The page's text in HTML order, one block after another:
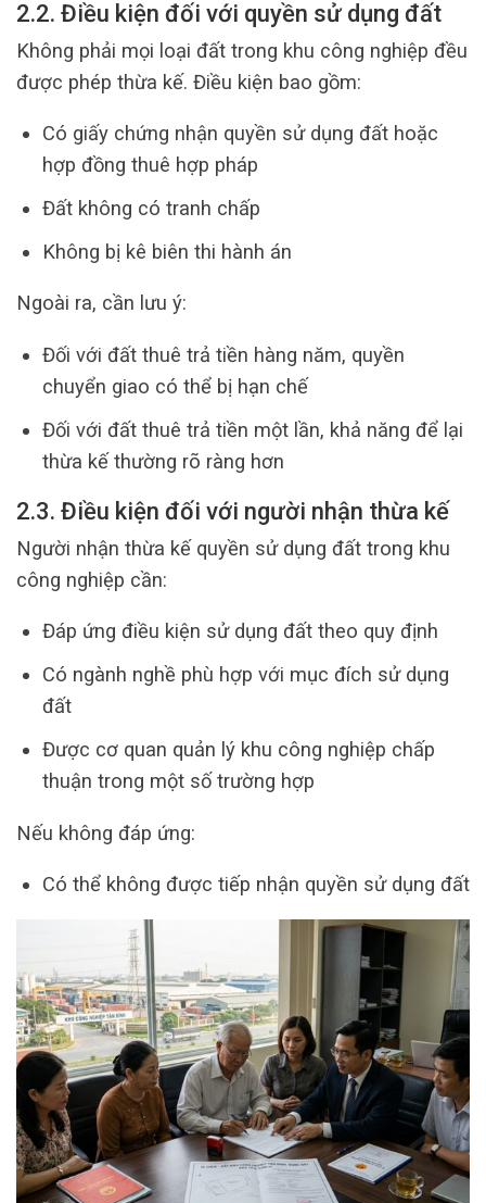
2.2. Điều kiện đối với quyền sử dụng đất
Không phải mọi loại đất trong khu công nghiệp đều
được phép thừa kế. Điều kiện bao gồm:
Có giấy chứng nhận quyền sử dụng đất hoặc
hợp đồng thuê hợp pháp
Đất không có tranh chấp
Không bị kê biên thi hành án
Ngoài ra, cần lưu ý:
Đối với đất thuê trả tiền hàng năm, quyền
chuyển giao có thể bị hạn chế
Đối với đất thuê trả tiền một lần, khả năng để lại
thừa kế thường rõ ràng hơn
2.3. Điều kiện đối với người nhận thừa kế
Người nhận thừa kế quyền sử dụng đất trong khu
công nghiệp cần:
Đáp ứng điều kiện sử dụng đất theo quy định
Có ngành nghề phù hợp với mục đích sử dụng
đất
Được cơ quan quản lý khu công nghiệp chấp
thuận trong một số trường hợp
Nếu không đáp ứng:
Có thể không được tiếp nhận quyền sử dụng đất